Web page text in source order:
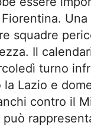
squadre
Il
turno
la Lazio e
contro il